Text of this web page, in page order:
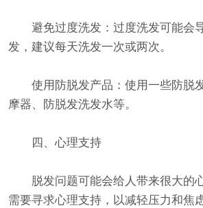
避免过度洗发：过度洗发可能会
发，建议每天洗发一次或两次。
使用防脱发产品：使用一些防脱
摩器、防脱发洗发水等。
四、心理支持
脱发问题可能会给人带来很大的心
需要寻求心理支持，以减轻压力和焦